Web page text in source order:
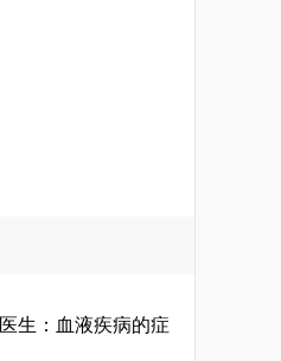
生：血液疾病的症